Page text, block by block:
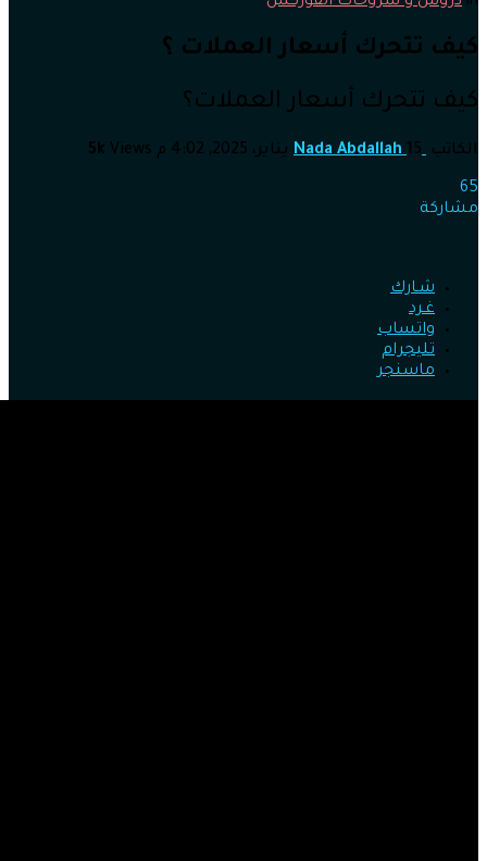
كيف تتحرك أسعار العملات ؟
كيف تتحرك أسعار العملات؟
الكاتب Nada Abdallah 15 يناير، 2025, 4:02 م 5k Views
65
مشاركة
شـارك
غـرد
واتساب
تليجرام
ماسنجر